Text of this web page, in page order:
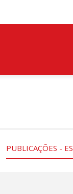
PUBLICAÇÕES - ES